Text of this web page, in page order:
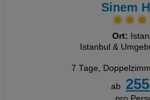
Sinem
Ort:
Istanbul &
7 Tage,
ab